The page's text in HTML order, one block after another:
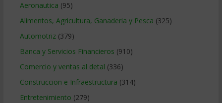
Aeronautica (95)
Alimentos, Agricultura, Ganaderia y Pesca (325)
Automotriz(379)
Banca y Servicios Financieros (910)
Comercio y ventas al detal (336)
Construccion e Infraestructura (314)
Entretenimiento (279)